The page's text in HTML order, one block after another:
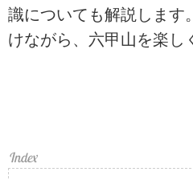
識についても解説します
けながら、六甲山を楽し